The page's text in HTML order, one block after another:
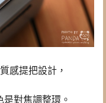
感提把設計，
是對焦調整環。